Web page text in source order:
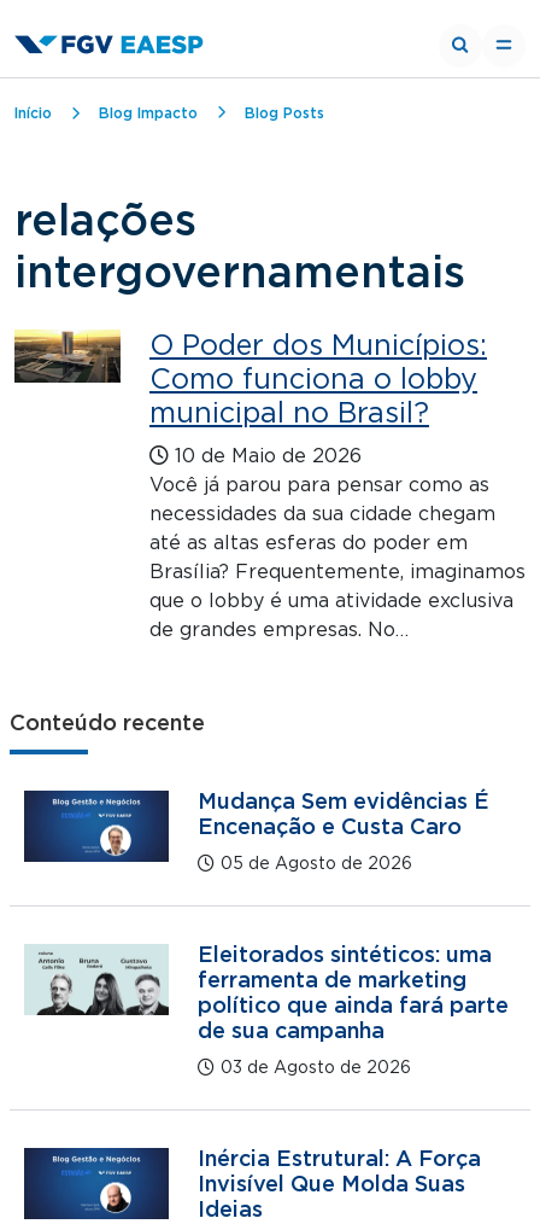
Trilha de navegação
Início Blog Impacto Blog Posts
relações
intergovernamentais
O Poder dos Municípios:
Como funciona o lobby
municipal no Brasil?
10 de Maio de 2026
Você já parou para pensar como as
necessidades da sua cidade chegam
até as altas esferas do poder em
Brasília? Frequentemente, imaginamos
que o lobby é uma atividade exclusiva
de grandes empresas. No…
Conteúdo recente
Mudança Sem evidências É
Encenação e Custa Caro
05 de Agosto de 2026
Eleitorados sintéticos: uma
ferramenta de marketing
político que ainda fará parte
de sua campanha
03 de Agosto de 2026
Inércia Estrutural: A Força
Invisível Que Molda Suas
Ideias